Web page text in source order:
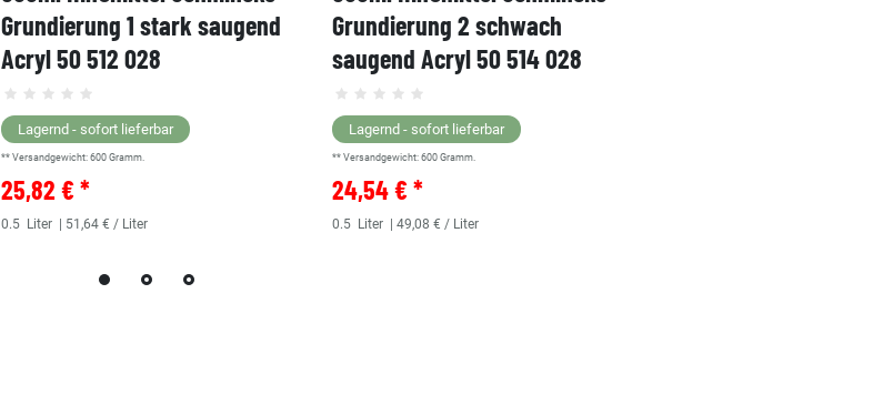
Grundierung 1 stark saugend
Acryl 50 512 028
Lagernd - sofort lieferbar
** Versandgewicht: 600 Gramm.
25,82 € *
0.5 Liter | 51,64 € / Liter
Grundierung 2 schwach
saugend Acryl 50 514 028
Lagernd - sofort lieferbar
** Versandgewicht:600 Gramm.
24,54 € *
0.5 Liter | 49,08 € / Liter